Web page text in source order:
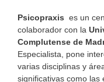
Psicopraxis es un
colaborador con la
Complutense de
Especialista, pone
varias disciplinas y
significativas como las